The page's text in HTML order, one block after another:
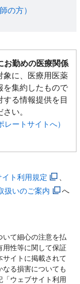
の方）​
お勤めの医療関係
象に、医療用医薬
を集約したもので
る情報提供を目
い。
ートサイトへ）
イト利用規定
扱いのご案内
へ
いて細心の注意を払
用性等に関して保証
イトに掲載されて
る損害についても
ウェブサイト利用